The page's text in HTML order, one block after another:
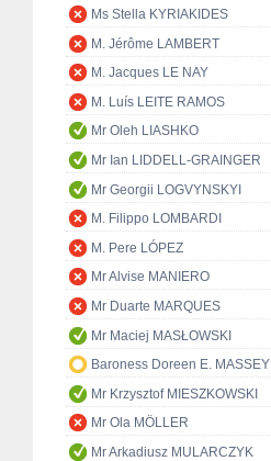
Ms Stella KYRIAKIDES
M. Jérôme LAMBERT
M. Jacques LE NAY
M. Luís LEITE RAMOS
Mr Oleh LIASHKO
Mr Ian LIDDELL-GRAINGER
Mr Georgii LOGVYNSKYI
M. Filippo LOMBARDI
M. Pere LÓPEZ
Mr Alvise MANIERO
Mr Duarte MARQUES
Mr Maciej MASŁOWSKI
Baroness Doreen E. MASSEY
Mr Krzysztof MIESZKOWSKI
Mr Ola MÖLLER
Mr Arkadiusz MULARCZYK